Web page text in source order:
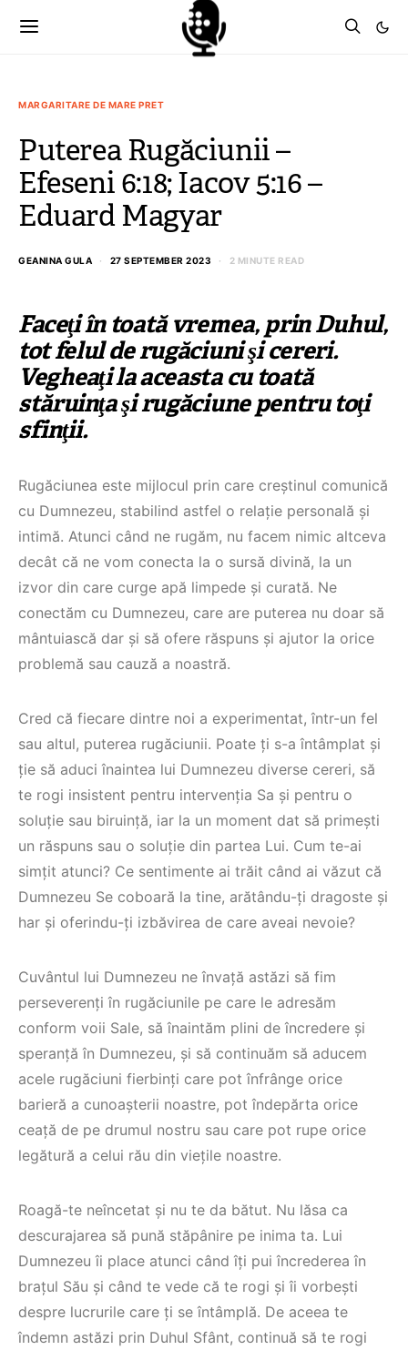
de Lege
modelul
și
Ben
Ardelean
CITEȘTE
Co-fondatorul
Bisericii Sataniste
din Africa de Sud,
renuntă după ce
experimenteaza
dragostea lui
Hristos
CITEȘTE
MARGARITARE DE MARE PRET
Puterea Rugăciunii –
Efeseni 6:18; Iacov 5:16 –
Eduard Magyar
GEANINA GULA 27 SEPTEMBER 2023 2 MINUTE READ
Faceţi în toată vremea, prin Duhul,
tot felul de rugăciuni şi cereri.
Vegheaţi la aceasta cu toată
stăruinţa şi rugăciune pentru toţi
sfinţii.
Rugăciunea este mijlocul prin care creștinul comunică
cu Dumnezeu, stabilind astfel o relație personală și
intimă. Atunci când ne rugăm, nu facem nimic altceva
decât că ne vom conecta la o sursă divină, la un
izvor din care curge apă limpede și curată. Ne
conectăm cu Dumnezeu, care are puterea nu doar să
mântuiască dar și să ofere răspuns și ajutor la orice
problemă sau cauză a noastră.
Cred că fiecare dintre noi a experimentat, într-un fel
sau altul, puterea rugăciunii. Poate ți s-a întâmplat și
ție să aduci înaintea lui Dumnezeu diverse cereri, să
te rogi insistent pentru intervenția Sa și pentru o
soluție sau biruință, iar la un moment dat să primești
un răspuns sau o soluție din partea Lui. Cum te-ai
simțit atunci? Ce sentimente ai trăit când ai văzut că
Dumnezeu Se coboară la tine, arătându-ți dragoste și
har și oferindu-ți izbăvirea de care aveai nevoie?
Cuvântul lui Dumnezeu ne învață astăzi să fim
perseverenți în rugăciunile pe care le adresăm
conform voii Sale, să înaintăm plini de încredere și
speranță în Dumnezeu, și să continuăm să aducem
acele rugăciuni fierbinți care pot înfrânge orice
barieră a cunoașterii noastre, pot îndepărta orice
ceață de pe drumul nostru sau care pot rupe orice
legătură a celui rău din viețile noastre.
Roagă-te neîncetat și nu te da bătut. Nu lăsa ca
descurajarea să pună stăpânire pe inima ta. Lui
Dumnezeu îi place atunci când îți pui încrederea în
brațul Său și când te vede că te rogi și îi vorbești
despre lucrurile care ți se întâmplă. De aceea te
îndemn astăzi prin Duhul Sfânt, continuă să te rogi